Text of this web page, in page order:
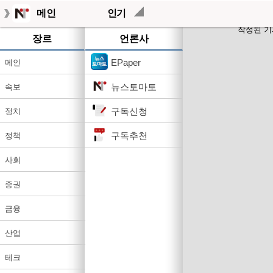
메인 인기
장르
메인
속보
정치
정책
사회
증권
금융
산업
테크
언론사
EPaper
뉴스토마토
구독신청
구독추천
작성된